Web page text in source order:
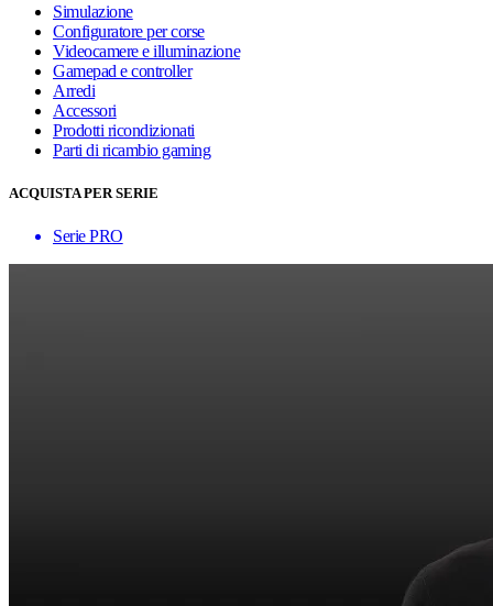
Simulazione
Configuratore per corse
Videocamere e illuminazione
Gamepad e controller
Arredi
Accessori
Prodotti ricondizionati
Parti di ricambio gaming
ACQUISTA PER SERIE
Serie PRO